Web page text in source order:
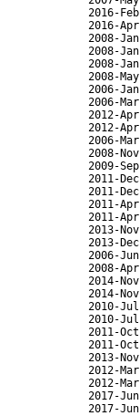
2016-
2016-
2008-
2008-
2008-
2008-
2006-
2006-
2012-
2012-
2006-
2008-
2009-
2011-
2011-
2011-
2011-
2013-
2013-
2006-
2008-
2014-
2014-
2010-
2010-
2011-
2011-
2013-
2012-
2012-
2017-
2017-